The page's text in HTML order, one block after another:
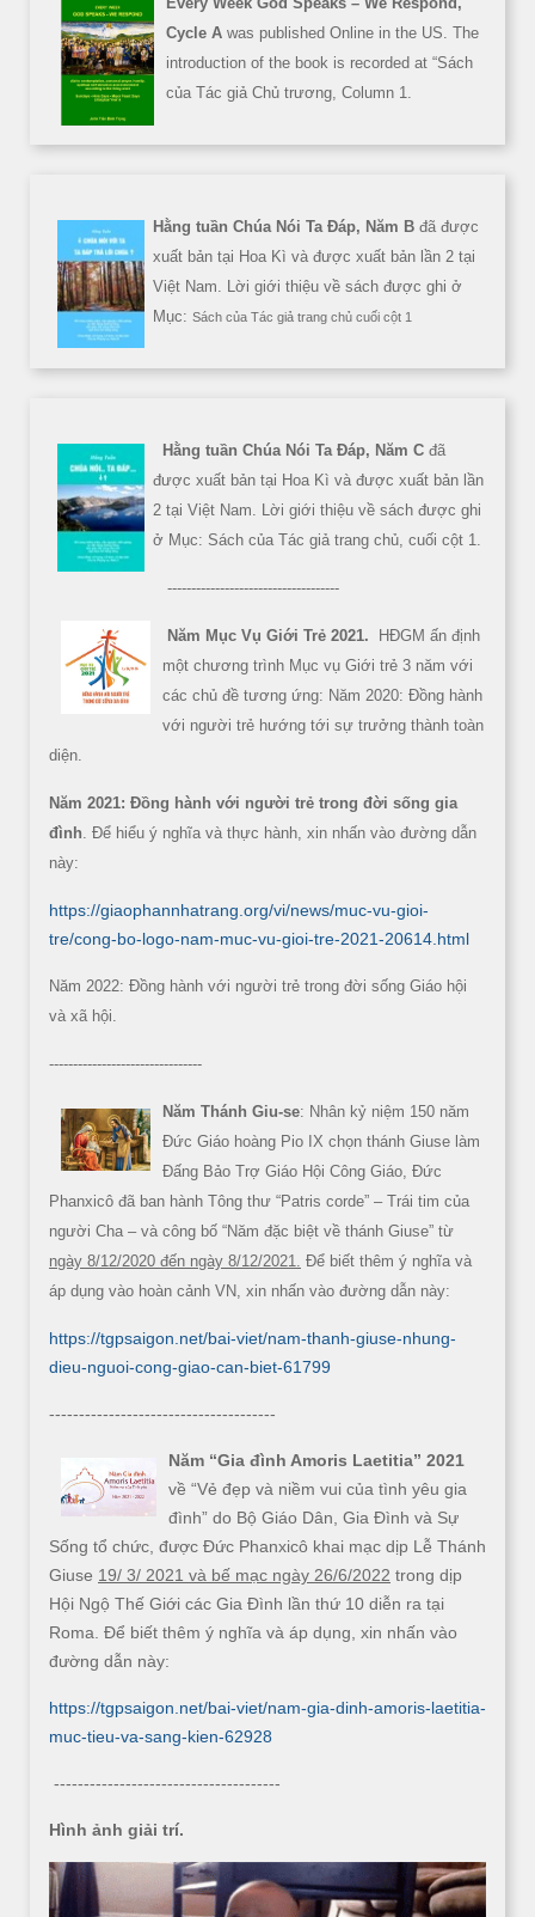
Cycle A was published Online in the US. The
introduction of the book is recorded at “Sách
của Tác giả Chủ trương, Column 1.
Hằng tuần Chúa Nói Ta Đáp, Năm B đã được
xuất bản tại Hoa Kì và được xuất bản lần 2 tại
Việt Nam. Lời giới thiệu về sách được ghi ở
Mục: Sách của Tác giả trang chủ cuối cột 1
Hằng tuần Chúa Nói Ta Đáp, Năm C đã
được xuất bản tại Hoa Kì và được xuất bản lần
2 tại Việt Nam. Lời giới thiệu về sách được ghi
ở Mục: Sách của Tác giả trang chủ, cuối cột 1.
------------------------------------
Năm Mục Vụ Giới Trẻ 2021.
HĐGM ấn định
một chương trình Mục vụ Giới trẻ 3 năm với
các chủ đề tương ứng: Năm 2020: Đồng hành
với người trẻ hướng tới sự trưởng thành toàn
diện.
Năm 2021: Đồng hành với người trẻ trong đời sống gia
đình . Để hiểu ý nghĩa và thực hành, xin nhấn vào đường dẫn
này:
https://giaophannhatrang.org/vi/news/muc-vu-gioi-
tre/cong-bo-logo-nam-muc-vu-gioi-tre-2021-20614.html
Năm 2022: Đồng hành với người trẻ trong đời sống Giáo hội
và xã hội.
--------------------------------
Năm Thánh Giu-se: Nhân kỷ niệm 150 năm
Đức Giáo hoàng Pio IX chọn thánh Giuse làm
Đấng Bảo Trợ Giáo Hội Công Giáo, Đức
Phanxicô đã ban hành Tông thư “Patris corde” – Trái tim của
người Cha – và công bố “Năm đặc biệt về thánh Giuse” từ
ngày 8/12/2020 đến ngày 8/12/2021.
Để biết thêm ý nghĩa và
áp dụng vào hoàn cảnh VN, xin nhấn vào đường dẫn này:
https://tgpsaigon.net/bai-viet/nam-thanh-giuse-nhung-
dieu-nguoi-cong-giao-can-biet-61799
--------------------------------------
Năm “Gia đình Amoris Laetitia” 2021
về “Vẻ đẹp và niềm vui của tình yêu gia
đình” do Bộ Giáo Dân, Gia Đình và Sự
Sống tổ chức, được Đức Phanxicô khai mạc dịp Lễ Thánh
Giuse 19/ 3/ 2021 và bế mạc ngày 26/6/2022 trong dịp
Hội Ngộ Thế Giới các Gia Đình lần thứ 10 diễn ra tại
Roma. Để biết thêm ý nghĩa và áp dụng, xin nhấn vào
đường dẫn này:
https://tgpsaigon.net/bai-viet/nam-gia-dinh-amoris-laetitia-
muc-tieu-va-sang-kien-62928
--------------------------------------
Hình ảnh giải trí.